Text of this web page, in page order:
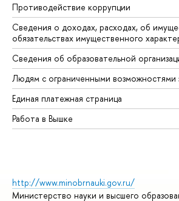
Противодействие коррупции
Сведения о доходах, расходах, об
обязательствах имущественного
Сведения об образовательной
Людям с ограниченными возможностями
Единая платежная страница
Работа в Вышке
http://www.minobrnauki.gov.ru/
Министерство науки и высшего